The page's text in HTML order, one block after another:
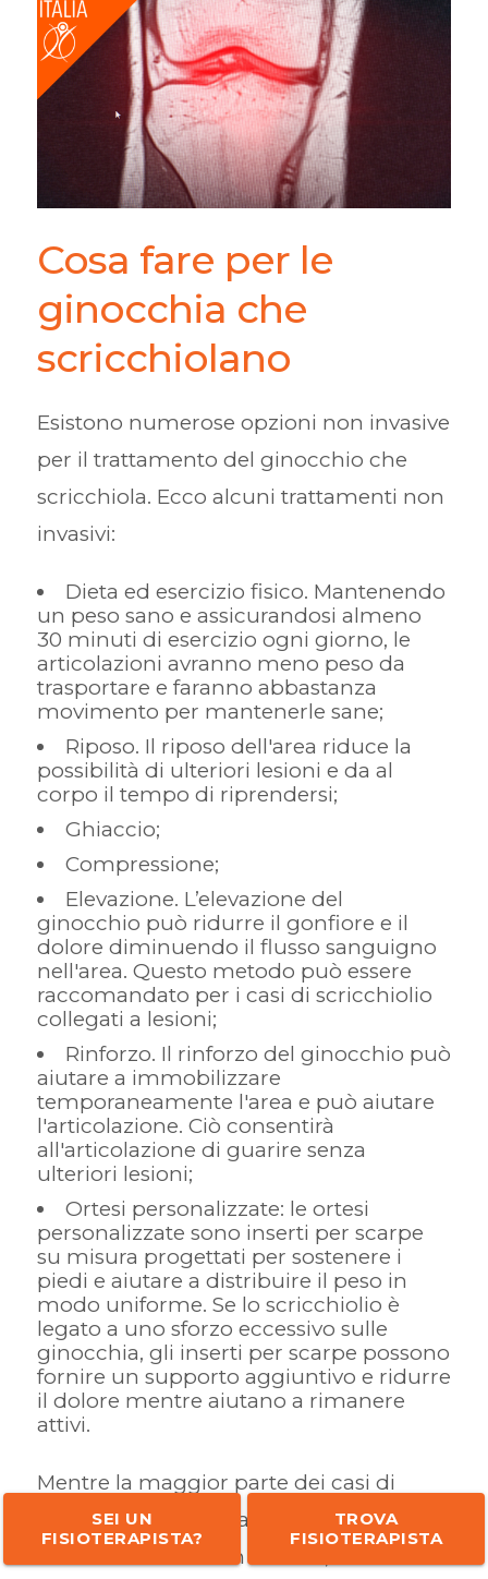
Cosa fare per le
ginocchia che
scricchiolano
Esistono numerose opzioni non invasive
per il trattamento del ginocchio che
scricchiola. Ecco alcuni trattamenti non
invasivi:
Dieta ed esercizio fisico. Mantenendo
un peso sano e assicurandosi almeno
30 minuti di esercizio ogni giorno, le
articolazioni avranno meno peso da
trasportare e faranno abbastanza
movimento per mantenerle sane;
Riposo. Il riposo dell'area riduce la
possibilità di ulteriori lesioni e da al
corpo il tempo di riprendersi;
Ghiaccio;
Compressione;
Elevazione. L’elevazione del
ginocchio può ridurre il gonfiore e il
dolore diminuendo il flusso sanguigno
nell'area. Questo metodo può essere
raccomandato per i casi di scricchiolio
collegati a lesioni;
Rinforzo. Il rinforzo del ginocchio può
aiutare a immobilizzare
temporaneamente l'area e può aiutare
l'articolazione. Ciò consentirà
all'articolazione di guarire senza
ulteriori lesioni;
Ortesi personalizzate: le ortesi
personalizzate sono inserti per scarpe
su misura progettati per sostenere i
piedi e aiutare a distribuire il peso in
modo uniforme. Se lo scricchiolio è
legato a uno sforzo eccessivo sulle
ginocchia, gli inserti per scarpe possono
fornire un supporto aggiuntivo e ridurre
il dolore mentre aiutano a rimanere
attivi.
Mentre la maggior parte dei casi di
crepitio può essere alleviata e gestita
con trattamenti non invasivi, alcuni
SEI UN
FISIOTERAPISTA?
TROVA
FISIOTERAPISTA